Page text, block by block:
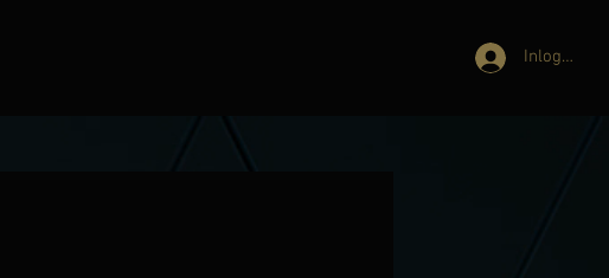
Inloggen